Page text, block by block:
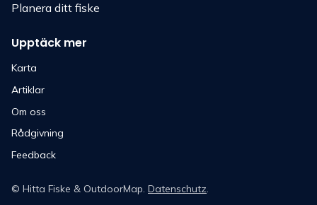
Planera ditt fiske
Upptäck mer
Karta
Artiklar
Om oss
Rådgivning
Feedback
© Hitta Fiske & OutdoorMap. Datenschutz.